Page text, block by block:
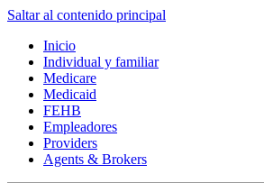
Saltar al contenido principal
Inicio
Individual y familiar
Medicare
Medicaid
FEHB
Empleadores
Providers
Agents & Brokers